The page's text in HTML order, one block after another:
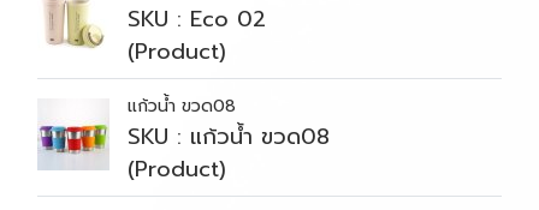
SKU : Eco 02
(Product)
แก้วน้ำ ขวด08
SKU : แก้วน้ำ ขวด08
(Product)